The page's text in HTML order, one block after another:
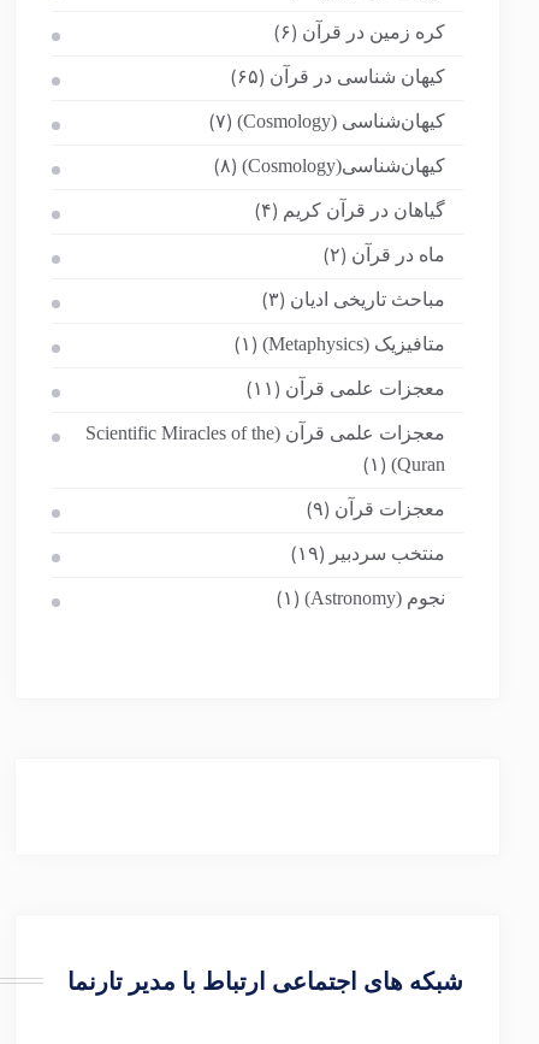
کره زمین در قرآن (۶)
کیهان شناسی در قرآن (۶۵)
کیهان‌شناسی (Cosmology) (۷)
کیهان‌شناسی(Cosmology) (۸)
گیاهان در قرآن کریم (۴)
ماه در قرآن (۲)
مباحث تاریخی ادیان (۳)
متافیزیک (Metaphysics) (۱)
معجزات علمی قرآن (۱۱)
معجزات علمی قرآن (Scientific Miracles of the
Quran)
(۱)
معجزات قرآن (۹)
منتخب سردبیر (۱۹)
نجوم (Astronomy) (۱)
شبکه های اجتماعی ارتباط با مدیر تارنما